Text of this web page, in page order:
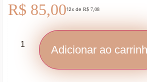
R$ 85,0012x deR$ 7,08
Adicionar ao